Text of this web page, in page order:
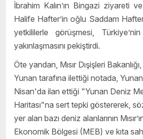
İbrahim Kalın’ın Bingazi ziyareti
Halife Hafter’in oğlu Saddam
yetkililerle görüşmesi,
yakınlaşmasını pekiştirdi.
Öte yandan, Mısır Dışişleri
Yunan tarafına ilettiği notada,
Nisan'da ilan ettiği "Yunan Deniz
Haritası"na sert tepki göstererek,
yer alan bazı deniz alanlarının
Ekonomik Bölgesi (MEB) ve kıta